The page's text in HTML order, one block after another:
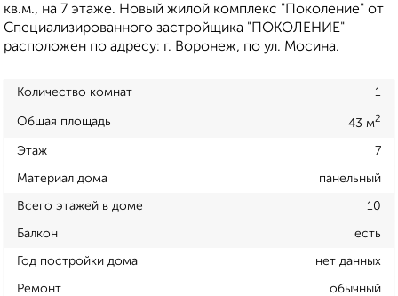
кв.м., на 7 этаже. Новый жилой комплекс "Поколение" от
Специализированного застройщика "ПОКОЛЕНИЕ"
расположен по адресу: г. Воронеж, по ул. Мосина.
Количество комнат 1
Общая площадь 43 м2
Этаж 7
Материал дома панельный
Всего этажей в доме 10
Балкон есть
Год постройки дома нет данных
Ремонт обычный